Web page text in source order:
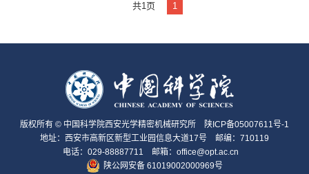
共1页 1
版权所有 © 中国科学院西安光学精密机械研究所
陕ICP备05007611号-1
地址：西安市高新区新型工业园信息大道17号 邮编：710119
电话：029-88887711 邮箱：office@opt.ac.cn
陕公网安备 61019002000969号